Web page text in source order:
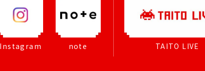
Instagram note TAITO LIVE